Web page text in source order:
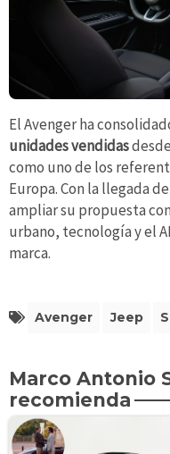
El Avenger ha
unidades vendidas
como uno de los
Europa. Con la llegada
ampliar su propuesta
urbano, tecnología y el
marca.
Avenger Jeep
Marco Antonio
recomienda